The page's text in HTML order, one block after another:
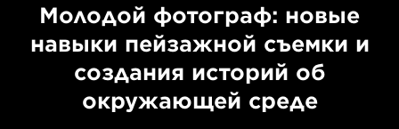
Молодой фотограф: новые
навыки пейзажной съемки и
создания историй об
окружающей среде